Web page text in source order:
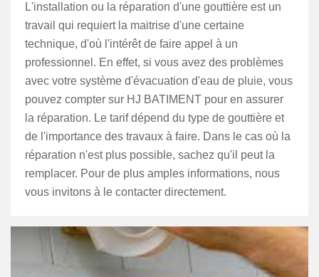
L'installation ou la réparation d'une gouttière est un
travail qui requiert la maitrise d'une certaine
technique, d'où l'intérêt de faire appel à un
professionnel. En effet, si vous avez des problèmes
avec votre système d'évacuation d'eau de pluie, vous
pouvez compter sur HJ BATIMENT pour en assurer
la réparation. Le tarif dépend du type de gouttière et
de l'importance des travaux à faire. Dans le cas où la
réparation n'est plus possible, sachez qu'il peut la
remplacer. Pour de plus amples informations, nous
vous invitons à le contacter directement.